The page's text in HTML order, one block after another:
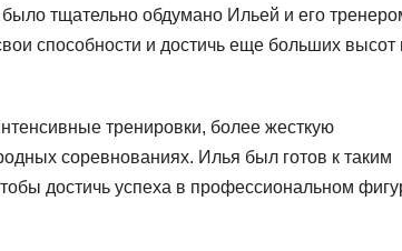
тщательно обдумано Ильей и его
способности и достичь еще больших высот
тренировки, более жесткую
соревнованиях. Илья был готов к таким
достичь успеха в профессиональном